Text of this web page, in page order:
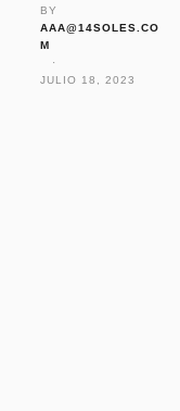
home’s ambiance
and functionality,
with tips on
choosing fixtures,
BY
AAA@14SOLES.CO
M
·
JULIO 18, 2023